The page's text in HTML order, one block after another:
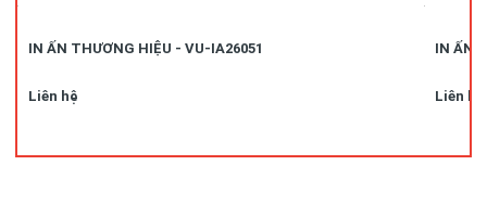
IN ẤN THƯƠNG HIỆU - VU-IA26051
Liên hệ
IN ẤN
Liên hệ